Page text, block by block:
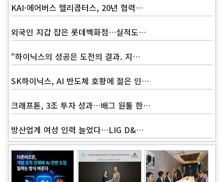
KAI·에어버스 헬리콥터스, 20년 협력…
외국인 지갑 잡은 롯데백화점…실적도…
“하이닉스의 성공은 도전의 결과. 지…
SK하이닉스, AI 반도체 호황에 젊은 인…
크래프톤, 3조 투자 성과…배그 원툴 한…
방산업계 여성 인력 늘었다…LIG D&…